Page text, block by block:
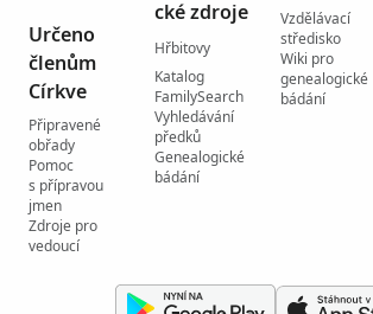
Určeno
členům
Církve
Připravené
obřady
Pomoc
s přípravou
jmen
Zdroje pro
vedoucí
cké zdroje
Hřbitovy
Katalog
FamilySearch
Vyhledávání
předků
Genealogické
bádání
Vzdělávací
středisko
Wiki pro
genealogické
bádání